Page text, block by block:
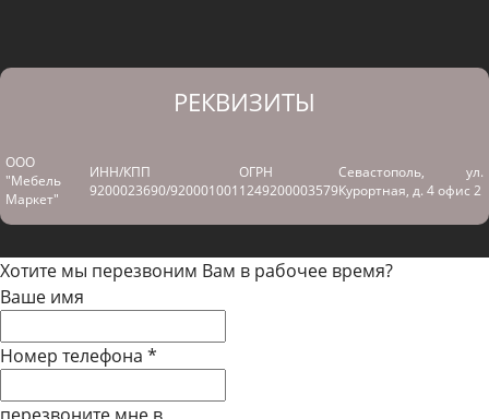
РЕКВИЗИТЫ
ООО
"Мебель
Маркет"
ИНН/КПП
9200023690/920001001
ОГРН
1249200003579
Севастополь, ул.
Курортная, д. 4 офис 2
Хотите мы перезвоним Вам в рабочее время?
Ваше имя
Номер телефона *